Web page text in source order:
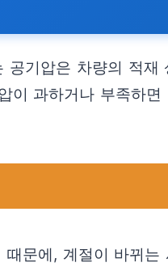
기압은 차량의 적재
과하거나 부족하면
문에, 계절이 바뀌는